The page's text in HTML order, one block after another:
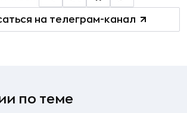
на телеграм-канал
по теме